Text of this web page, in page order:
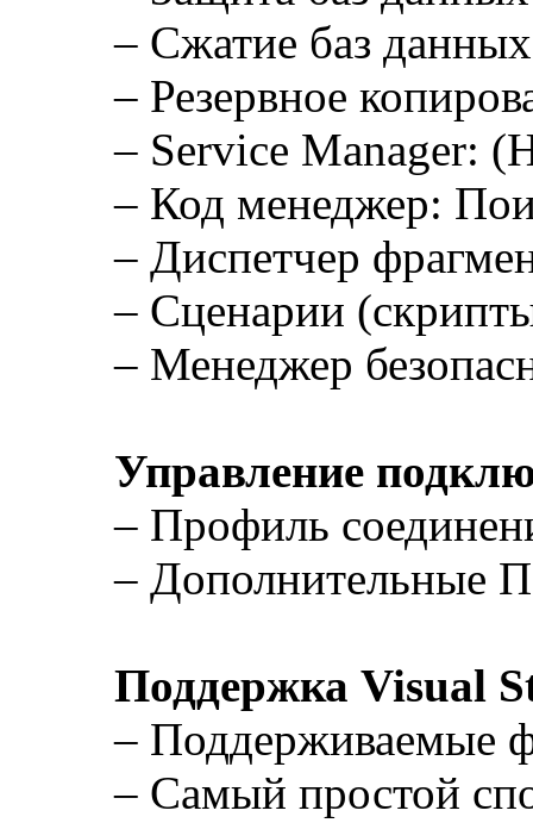
– Сжатие баз
– Резервное
– Service Manager:
– Код менеджер:
– Диспетчер
– Сценарии
– Менеджер
Управление
– Профиль
– Дополнительные
Поддержка Visual
– Поддерживаемые
– Самый простой